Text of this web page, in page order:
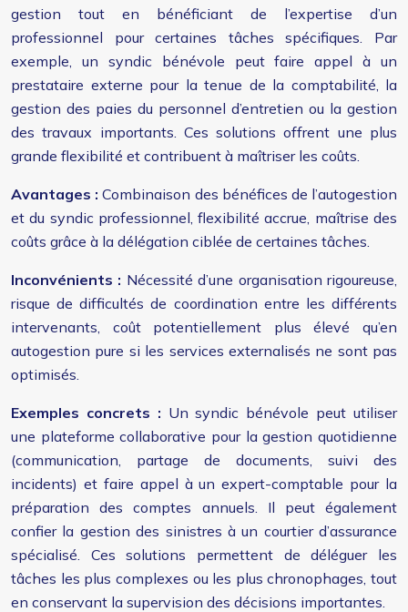
gestion tout en bénéficiant de l’expertise d’un
professionnel pour certaines tâches spécifiques. Par
exemple, un syndic bénévole peut faire appel à un
prestataire externe pour la tenue de la comptabilité, la
gestion des paies du personnel d’entretien ou la gestion
des travaux importants. Ces solutions offrent une plus
grande flexibilité et contribuent à maîtriser les coûts.
Avantages :Combinaison des bénéfices de l’autogestion
et du syndic professionnel, flexibilité accrue, maîtrise des
coûts grâce à la délégation ciblée de certaines tâches.
Inconvénients : Nécessité d’une organisation rigoureuse,
risque de difficultés de coordination entre les différents
intervenants, coût potentiellement plus élevé qu’en
autogestion pure si les services externalisés ne sont pas
optimisés.
Exemples concrets : Un syndic bénévole peut utiliser
une plateforme collaborative pour la gestion quotidienne
(communication, partage de documents, suivi des
incidents) et faire appel à un expert-comptable pour la
préparation des comptes annuels. Il peut également
confier la gestion des sinistres à un courtier d’assurance
spécialisé. Ces solutions permettent de déléguer les
tâches les plus complexes ou les plus chronophages, tout
en conservant la supervision des décisions importantes.